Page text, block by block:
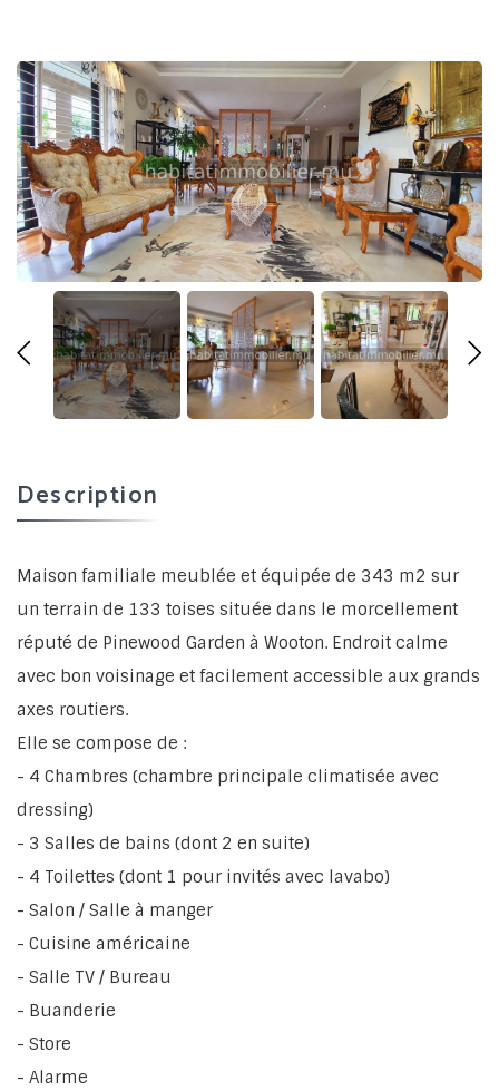
Description
Maison familiale meublée et équipée de 343 m2 sur
un terrain de 133 toises située dans le morcellement
réputé de Pinewood Garden à Wooton. Endroit calme
avec bon voisinage et facilement accessible aux grands
axes routiers.
Elle se compose de :
- 4 Chambres (chambre principale climatisée avec
dressing)
- 3 Salles de bains (dont 2 en suite)
- 4 Toilettes (dont 1 pour invités avec lavabo)
- Salon / Salle à manger
- Cuisine américaine
- Salle TV / Bureau
- Buanderie
- Store
- Alarme